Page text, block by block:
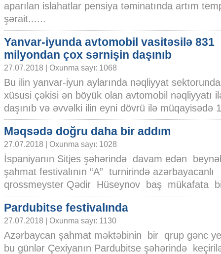
aparılan islahatlar pensiya təminatında artım
şərait......
Yanvar-iyunda avtomobil vasitəsilə 831
milyondan çox sərnişin daşınıb
27.07.2018 | Oxunma sayı: 1068
Bu ilin yanvar-iyun aylarında nəqliyyat
xüsusi çəkisi ən böyük olan avtomobil nəqliyyatı
daşınıb və əvvəlki ilin eyni dövrü ilə müqayisədə
Məqsədə doğru daha bir addım
27.07.2018 | Oxunma sayı: 1028
İspaniyanın Sitjes şəhərində davam edən
şahmat festivalının “A” turnirində azərbayacanlı
qrossmeyster Qədir Hüseynov baş mükafata
Pardubitse festivalında
27.07.2018 | Oxunma sayı: 1130
Azərbaycan şahmat məktəbinin bir qrup gənc
bu günlər Çexiyanın Pardubitse şəhərində